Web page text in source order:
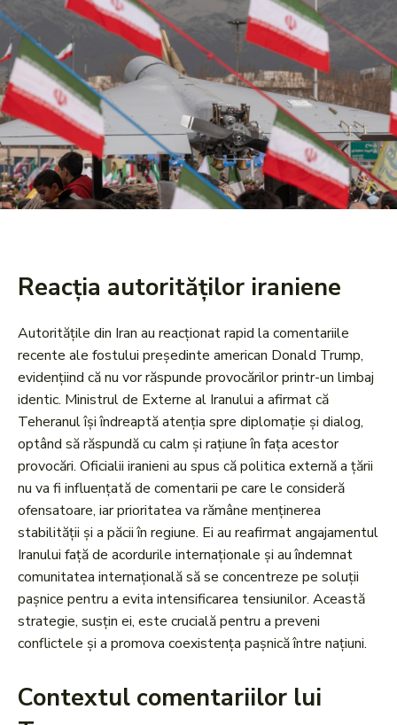
Reacția autorităților iraniene
Autoritățile din Iran au reacționat rapid la comentariile
recente ale fostului președinte american Donald Trump,
evidențiind că nu vor răspunde provocărilor printr-un limbaj
identic. Ministrul de Externe al Iranului a afirmat că
Teheranul își îndreaptă atenția spre diplomație și dialog,
optând să răspundă cu calm și rațiune în fața acestor
provocări. Oficialii iranieni au spus că politica externă a țării
nu va fi influențată de comentarii pe care le consideră
ofensatoare, iar prioritatea va rămâne menținerea
stabilității și a păcii în regiune. Ei au reafirmat angajamentul
Iranului față de acordurile internaționale și au îndemnat
comunitatea internațională să se concentreze pe soluții
pașnice pentru a evita intensificarea tensiunilor. Această
strategie, susțin ei, este crucială pentru a preveni
conflictele și a promova coexistența pașnică între națiuni.
Contextul comentariilor lui